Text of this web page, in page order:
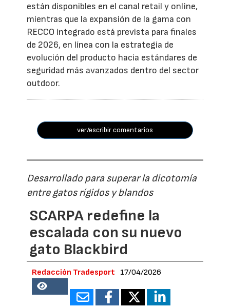
están disponibles en el canal retail y online,
mientras que la expansión de la gama con
RECCO integrado está prevista para finales
de 2026, en línea con la estrategia de
evolución del producto hacia estándares de
seguridad más avanzados dentro del sector
outdoor.
ver/escribir comentarios
Desarrollado para superar la dicotomía
entre gatos rígidos y blandos
SCARPA redefine la
escalada con su nuevo
gato Blackbird
Redacción Tradesport 17/04/2026
18690